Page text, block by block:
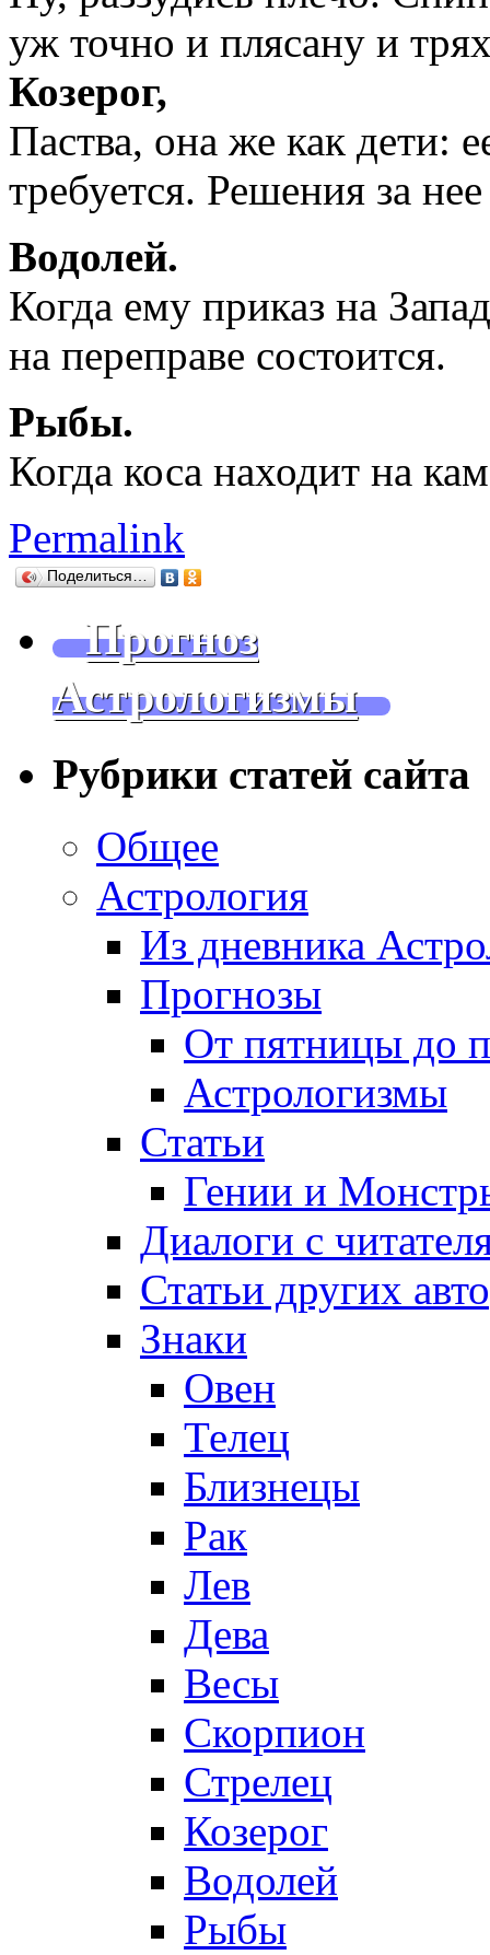
уж точно и плясану и
Козерог,
Паства, она же как дети:
требуется. Решения за
Водолей.
Когда ему приказ на
на переправе состоится.
Рыбы.
Когда коса находит на
Permalink
Поделиться…
Прогноз
Астрологизмы
Рубрики статей сайта
Общее
Астрология
Из дневника
Прогнозы
От пятницы до
Астрологизмы
Статьи
Гении и
Диалоги с
Статьи других
Знаки
Овен
Телец
Близнецы
Рак
Лев
Дева
Весы
Скорпион
Стрелец
Козерог
Водолей
Рыбы